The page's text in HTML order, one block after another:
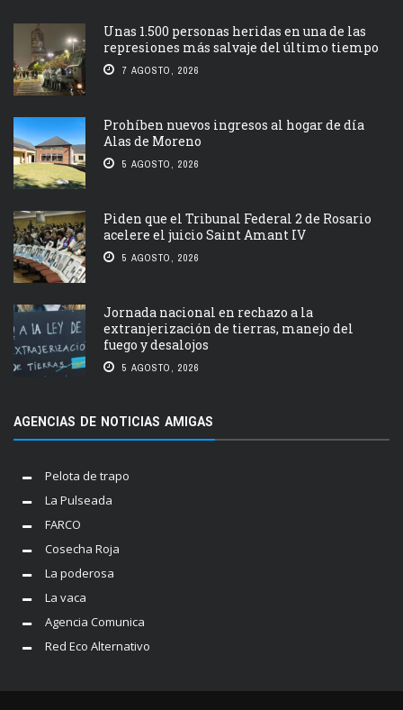
Unas 1.500 personas heridas en una de las
represiones más salvaje del último tiempo
7 AGOSTO, 2026
Prohíben nuevos ingresos al hogar de día
Alas de Moreno
5 AGOSTO, 2026
Piden que el Tribunal Federal 2 de Rosario
acelere el juicio Saint Amant IV
5 AGOSTO, 2026
Jornada nacional en rechazo a la
extranjerización de tierras, manejo del
fuego y desalojos
5 AGOSTO, 2026
AGENCIAS DE NOTICIAS AMIGAS
Pelota de trapo
La Pulseada
FARCO
Cosecha Roja
La poderosa
La vaca
Agencia Comunica
Red Eco Alternativo